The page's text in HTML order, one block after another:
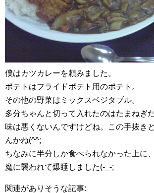
僕はカツカレーを頼みました。
ポテトはフライドポテト用のポテト。
その他の野菜はミックスベジタブル。
多分ちゃんと切って入れたのはたまねぎ
味は悪くないんですけどね。この手抜き
んかね(^^;
ちなみに半分しか食べられなかった上に
魔に襲われて爆睡しました(-_-;
関連がありそうな記事: